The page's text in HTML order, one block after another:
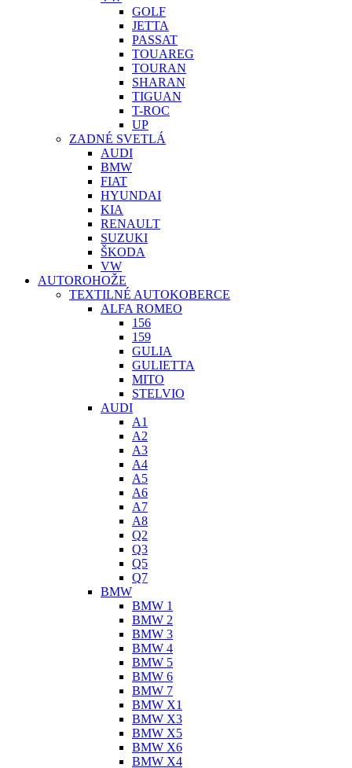
GOLF
JETTA
PASSAT
TOUAREG
TOURAN
SHARAN
TIGUAN
T-ROC
UP
ZADNÉ SVETLÁ
AUDI
BMW
FIAT
HYUNDAI
KIA
RENAULT
SUZUKI
ŠKODA
VW
AUTOROHOŽE
TEXTILNÉ AUTOKOBERCE
ALFA ROMEO
156
159
GULIA
GULIETTA
MITO
STELVIO
AUDI
A1
A2
A3
A4
A5
A6
A7
A8
Q2
Q3
Q5
Q7
BMW
BMW 1
BMW 2
BMW 3
BMW 4
BMW 5
BMW 6
BMW 7
BMW X1
BMW X3
BMW X5
BMW X6
BMW X4